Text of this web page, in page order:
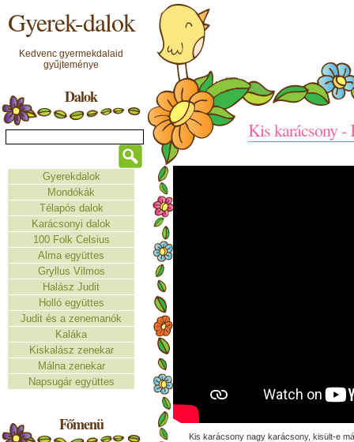
Gyerek-dalok
Kedvenc gyermekdalaid
gyűjteménye
Dalok
Gyerekdalok
Mondókák
Télapós dalok
Karácsonyi dalok
100 Folk Celsius
Alma együttes
Gryllus Vilmos
Halász Judit
Holló együttes
Judit és a zenemanók
Kaláka
Kiskalász zenekar
Málna zenekar
Napsugár együttes
Főmenü
Kis karácsony -
Kis karácsony nagy karácsony, kisült-e